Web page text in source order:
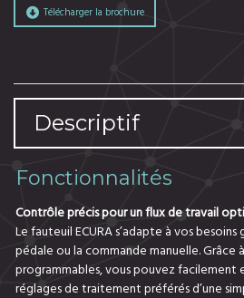
Télécharger la brochure
Descriptif
Fonctionnalités
Contrôle précis pour un flux de travail
Le fauteuil ECURA s’adapte à vos
pédale ou la commande manuelle. Grâce
programmables, vous pouvez facilement
réglages de traitement préférés d’une